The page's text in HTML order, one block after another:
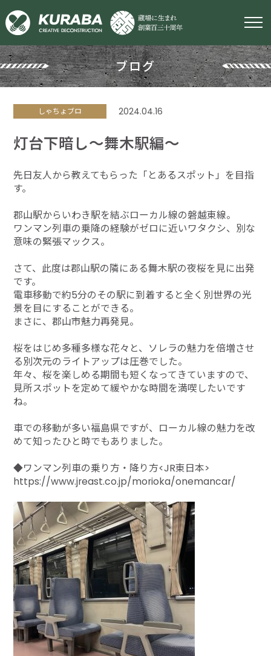
ブログ
しゃちょブロ 2024.04.16
灯台下暗し～舞木駅編～
先日友人から教えてもらった「とあるスポット」を目指
す。
郡山駅からいわき駅を結ぶローカル線の磐越東線。
ワンマン列車の乗降の経験がゼロに近いワタクシ、別な
意味の緊張マックス。
さて、此度は郡山駅の隣にある舞木駅の夜桜を見に出発
です。
電車移動で約5分のその駅に到着すると全く別世界の光
景を目にすることができる。
まさに、郡山市魅力再発見。
桜をはじめ多種多様な花々と、ソレラの魅力を倍増させ
る別次元のライトアップは圧巻でした。
年々、桜を楽しめる期間も短くなってきていますので、
見所スポットを定めて緩やかな時間を満喫したいです
ね。
車での移動が多い福島県ですが、ローカル線の魅力を改
めて知ったひと時でもありました。
◆ワンマン列車の乗り方・降り方<JR東日本>
https://www.jreast.co.jp/morioka/onemancar/